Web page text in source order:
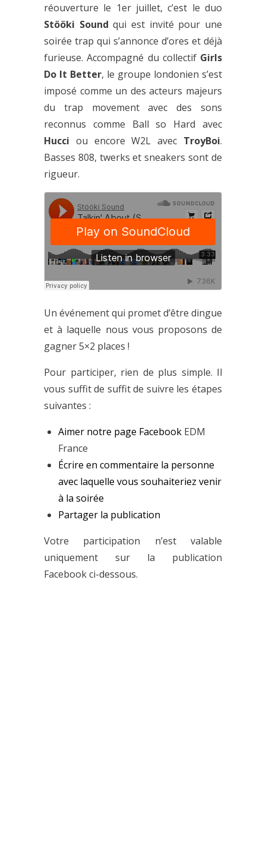
réouverture le 1er juillet, c’est le duo
Stööki Sound qui est invité pour une
soirée trap qui s’annonce d’ores et déjà
furieuse. Accompagné du collectif Girls
Do It Better, le groupe londonien s’est
imposé comme un des acteurs majeurs
du trap movement avec des sons
reconnus comme Ball so Hard avec
Hucci ou encore W2L avec TroyBoi.
Basses 808, twerks et sneakers sont de
rigueur.
Un événement qui promet d’être dingue
et à laquelle nous vous proposons de
gagner 5×2 places !
Pour participer, rien de plus simple. Il
vous suffit de suffit de suivre les étapes
suivantes :
Aimer notre page Facebook EDM
France
Écrire en commentaire la personne
avec laquelle vous souhaiteriez venir
à la soirée
Partager la publication
Votre participation n’est valable
uniquement sur la publication
Facebook ci-dessous.